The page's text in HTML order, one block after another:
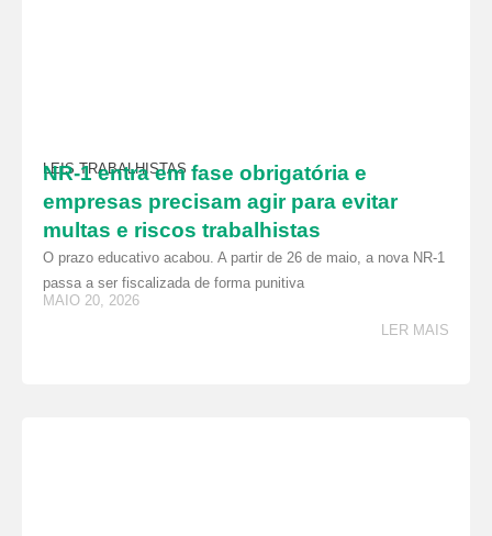
LEIS TRABALHISTAS
NR-1 entra em fase obrigatória e
empresas precisam agir para evitar
multas e riscos trabalhistas
O prazo educativo acabou. A partir de 26 de maio, a nova NR-1
passa a ser fiscalizada de forma punitiva
MAIO 20, 2026
LER MAIS